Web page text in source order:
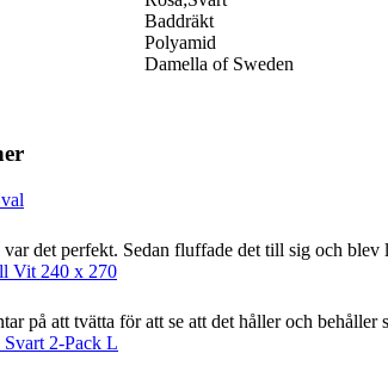
Baddräkt
Polyamid
Damella of Sweden
det perfekt. Sedan fluffade det till sig och
Vit 240 x 270
på att tvätta för att se att det håller och behåller
2-Pack L